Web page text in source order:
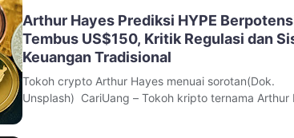
Arthur Hayes Prediksi HYPE
Tembus US$150, Kritik Regulasi dan
Keuangan Tradisional
Tokoh crypto Arthur Hayes menuai sorotan(Dok.
Unsplash) CariUang – Tokoh kripto ternama Arthur